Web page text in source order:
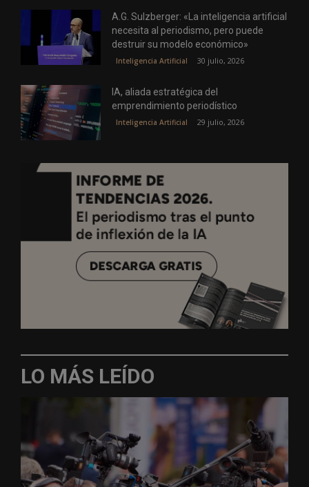
A.G. Sulzberger: «La inteligencia artificial
necesita al periodismo, pero puede
destruir su modelo económico»
Inteligencia Artificial 30 julio, 2026
IA, aliada estratégica del
emprendimiento periodístico
Inteligencia Artificial 29 julio, 2026
LO MÁS LEÍDO